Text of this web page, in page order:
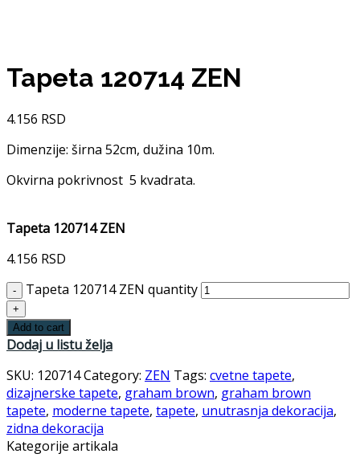
Tapeta 120714 ZEN
4.156 RSD
Dimenzije: širna 52cm, dužina 10m.
Okvirna pokrivnost 5 kvadrata.
Tapeta 120714 ZEN
4.156 RSD
Tapeta 120714 ZEN quantity
Add to cart
Dodaj u listu želja
SKU: 120714Category: ZEN Tags: cvetne tapete,
dizajnerske tapete, graham brown, graham brown
tapete, moderne tapete, tapete, unutrasnja dekoracija,
zidna dekoracija
Kategorije artikala